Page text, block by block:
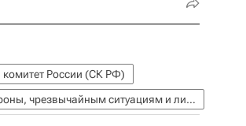
России (СК РФ)
МЧС России (Министерство РФ по делам гражданской обороны, чрезвычайным ситуациям и ликвидации последствий стихийных бедствий)